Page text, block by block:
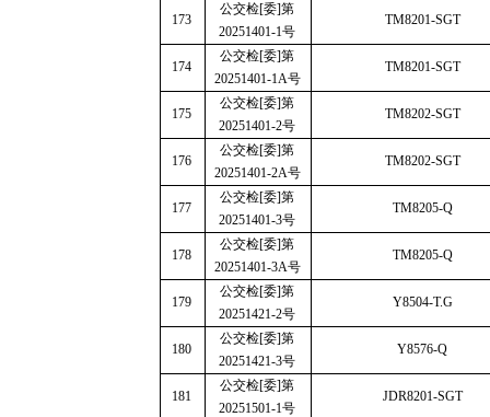
173
公交检[委]第
20251401-1号
TM8201-SGT
174
公交检[委]第
20251401-1A号
TM8201-SGT
175
公交检[委]第
20251401-2号
TM8202-SGT
176
公交检[委]第
20251401-2A号
TM8202-SGT
177
公交检[委]第
20251401-3号
TM8205-Q
178
公交检[委]第
20251401-3A号
TM8205-Q
179
公交检[委]第
20251421-2号
Y8504-T.G
180
公交检[委]第
20251421-3号
Y8576-Q
181
公交检[委]第
20251501-1号
JDR8201-SGT